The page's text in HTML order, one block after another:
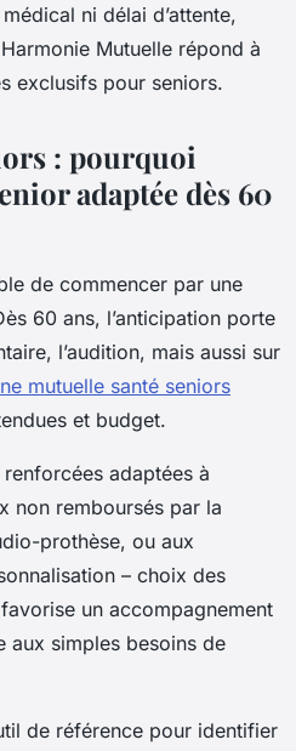
ni délai d’attente,
Mutuelle répond à
exclusifs pour seniors.
: pourquoi
adaptée dès 60
de commencer par une
60 ans, l’anticipation porte
l’audition, mais aussi sur
mutuelle santé seniors
et budget.
adaptées à
non remboursés par la
prothèse, ou aux
– choix des
un accompagnement
aux simples besoins de
de référence pour identifier